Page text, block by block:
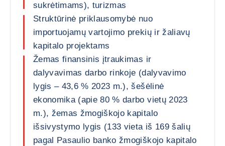
sukrėtimams), turizmas
Struktūrinė priklausomybė nuo
importuojamų vartojimo prekių ir žaliavų
kapitalo projektams
Žemas finansinis įtraukimas ir
dalyvavimas darbo rinkoje (dalyvavimo
lygis – 43,6 % 2023 m.), šešėlinė
ekonomika (apie 80 % darbo vietų 2023
m.), žemas žmogiškojo kapitalo
išsivystymo lygis (133 vieta iš 169 šalių
pagal Pasaulio banko žmogiškojo kapitalo